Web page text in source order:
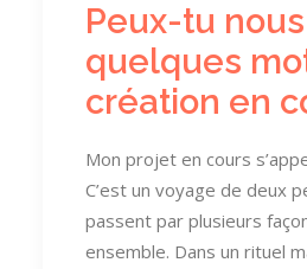
Peux-tu
quelques
création en
Mon projet en cours
C’est un voyage de deux
passent par plusieurs
ensemble. Dans un rituel